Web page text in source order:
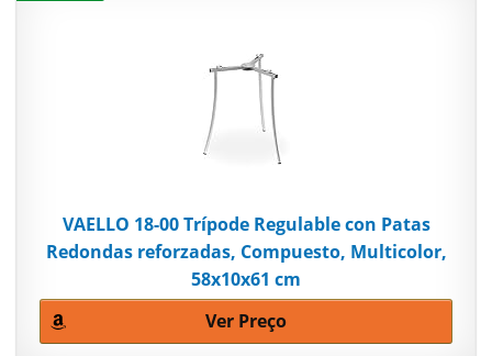
VAELLO 18-00 Trípode Regulable con Patas
Redondas reforzadas, Compuesto, Multicolor,
58x10x61 cm
Ver Preço